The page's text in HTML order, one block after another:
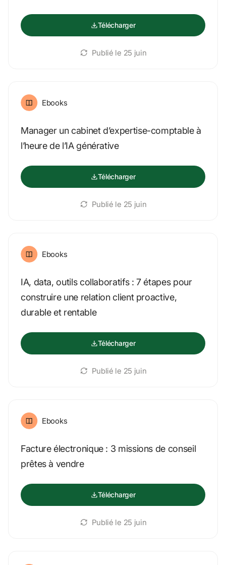
Télécharger
Publié le 25 juin
Ebooks
Manager un cabinet d’expertise-comptable à
l’heure de l’IA générative
Télécharger
Publié le 25 juin
Ebooks
IA, data, outils collaboratifs : 7 étapes pour
construire une relation client proactive,
durable et rentable
Télécharger
Publié le 25 juin
Ebooks
Facture électronique : 3 missions de conseil
prêtes à vendre
Télécharger
Publié le 25 juin